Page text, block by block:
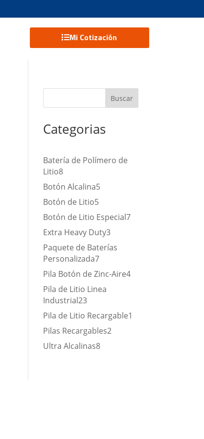
Mi Cotización
Buscar
Categorias
Batería de Polímero de
Litio8
Botón Alcalina5
Botón de Litio5
Botón de Litio Especial7
Extra Heavy Duty3
Paquete de Baterías
Personalizada7
Pila Botón de Zinc-Aire4
Pila de Litio Linea
Industrial23
Pila de Litio Recargable1
Pilas Recargables2
Ultra Alcalinas8